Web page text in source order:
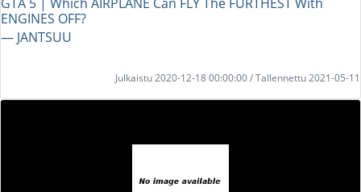
ENGINES OFF?
― JANTSUU
Julkaistu 2020-12-18 00:00:00 / Tallennettu 2021-05-11